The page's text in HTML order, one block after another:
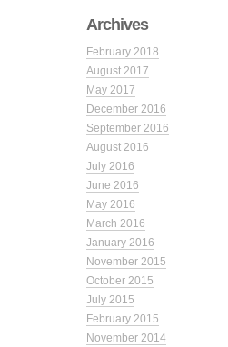
Archives
February 2018
August 2017
May 2017
December 2016
September 2016
August 2016
July 2016
June 2016
May 2016
March 2016
January 2016
November 2015
October 2015
July 2015
February 2015
November 2014